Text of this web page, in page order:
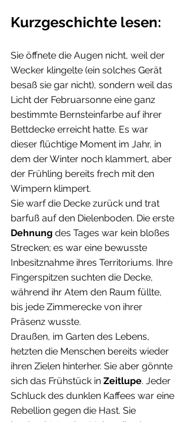
Kurzgeschichte lesen:
Sie öffnete die Augen nicht, weil der
Wecker klingelte (ein solches Gerät
besaß sie gar nicht), sondern weil das
Licht der Februarsonne eine ganz
bestimmte Bernsteinfarbe auf ihrer
Bettdecke erreicht hatte. Es war
dieser flüchtige Moment im Jahr, in
dem der Winter noch klammert, aber
der Frühling bereits frech mit den
Wimpern klimpert.
Sie warf die Decke zurück und trat
barfuß auf den Dielenboden. Die erste
Dehnung des Tages war kein bloßes
Strecken; es war eine bewusste
Inbesitznahme ihres Territoriums. Ihre
Fingerspitzen suchten die Decke,
während ihr Atem den Raum füllte,
bis jede Zimmerecke von ihrer
Präsenz wusste.
Draußen, im Garten des Lebens,
hetzten die Menschen bereits wieder
ihren Zielen hinterher. Sie aber gönnte
sich das Frühstück in Zeitlupe. Jeder
Schluck des dunklen Kaffees war eine
Rebellion gegen die Hast. Sie